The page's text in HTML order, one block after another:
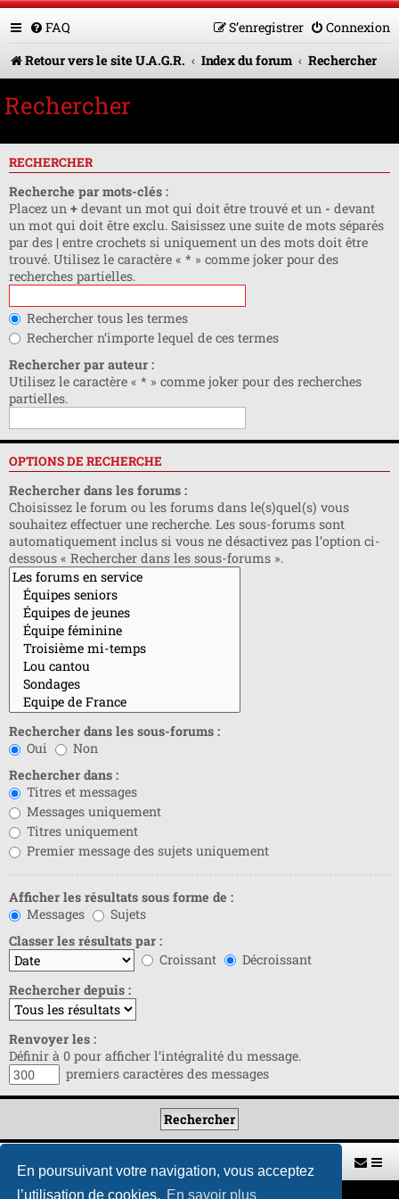
En poursuivant votre navigation, vous acceptez
l’utilisation de cookies. En savoir plus
FAQ Connexion
S’enregistrer
Retour vers le site U.A.G.R.
Index du forum Rechercher
Rechercher
RECHERCHER
Recherche par mots-clés :
Placez un + devant un mot qui doit être trouvé et un - devant
un mot qui doit être exclu. Saisissez une suite de mots séparés
par des | entre crochets si uniquement un des mots doit être
trouvé. Utilisez le caractère « * » comme joker pour des
recherches partielles.
Rechercher tous les termes
Rechercher n’importe lequel de ces termes
Rechercher par auteur :
Utilisez le caractère « * » comme joker pour des recherches
partielles.
OPTIONS DE RECHERCHE
Rechercher dans les forums :
Choisissez le forum ou les forums dans le(s)quel(s) vous
souhaitez effectuer une recherche. Les sous-forums sont
automatiquement inclus si vous ne désactivez pas l’option ci-
dessous « Rechercher dans les sous-forums ».
Rechercher dans les sous-forums :
Oui
Non
Rechercher dans :
Titres et messages
Messages uniquement
Titres uniquement
Premier message des sujets uniquement
Afficher les résultats sous forme de :
Messages
Sujets
Classer les résultats par :
Croissant
Décroissant
Rechercher depuis :
Renvoyer les :
Définir à 0 pour afficher l’intégralité du message.
premiers caractères des messages
Retour vers le site U.A.G.R. Index du forum